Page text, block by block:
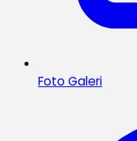
Foto Galeri